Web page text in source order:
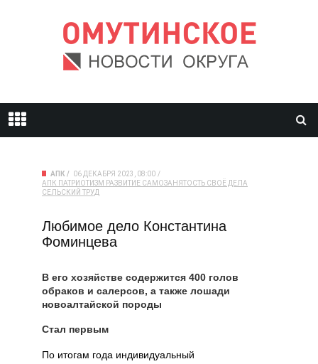
АПК
06 ДЕКАБРЯ 2023, 08:00
АПК ПАТРИОТИЗМ РАЗВИТИЕ САМОЗАНЯТОСТЬ СВОЁ ДЕЛА
СЕЛЬСКИЙ ТРУД
Любимое дело Константина
Фоминцева
В его хозяйстве содержится 400 голов
обраков и салерсов, а также лошади
новоалтайской породы
Стал первым
По итогам года индивидуальный